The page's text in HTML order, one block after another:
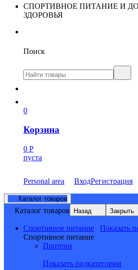
СПОРТИВНОЕ ПИТАНИЕ И
ЗДОРОВЬЯ
Поиск
0
Корзина
0 Р
пуста
Personal area ВходРегистрация
Каталог товаров
Каталог товаров Назад Закрыть
Спортивное питание
Показать
Спортивное питание
Протеин
Показать подкатегории